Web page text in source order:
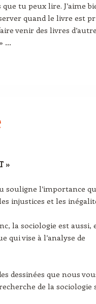
tu peux lire. J’aime
quand le livre est
venir des livres
…
»
souligne l’importance
injustices et les
la sociologie est aussi,
qui vise à l’analyse de
dessinées que nous
de la sociologie